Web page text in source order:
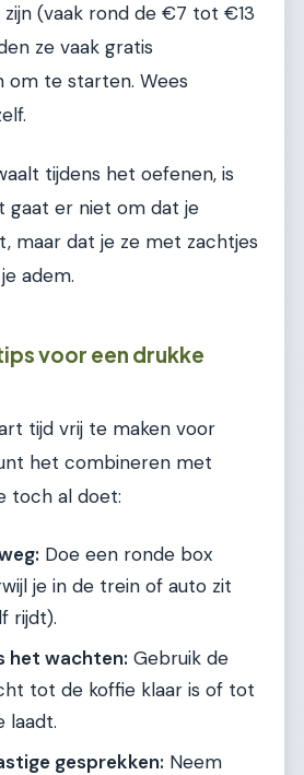
(vaak rond de €7 tot €13
ze vaak gratis
om te starten. Wees
tijdens het oefenen, is
gaat er niet om dat je
maar dat je ze met zachtjes
adem.
voor een drukke
tijd vrij te maken voor
het combineren met
toch al doet:
Doe een ronde box
je in de trein of auto zit
rijdt).
het wachten: Gebruik de
tot de koffie klaar is of tot
laadt.
gesprekken: Neem